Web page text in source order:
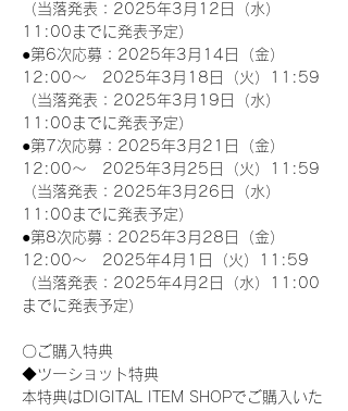
（当落発表：2025年3月12日（水）
11:00までに発表予定）
●第6次応募：2025年3月14日（金）
12:00～　2025年3月18日（火）11:59
（当落発表：2025年3月19日（水）
11:00までに発表予定）
●第7次応募：2025年3月21日（金）
12:00～　2025年3月25日（火）11:59
（当落発表：2025年3月26日（水）
11:00までに発表予定）
●第8次応募：2025年3月28日（金）
12:00～　2025年4月1日（火）11:59
（当落発表：2025年4月2日（水）11:00
までに発表予定）
〇ご購入特典
◆ツーショット特典
本特典はDIGITAL ITEM SHOPでご購入いた